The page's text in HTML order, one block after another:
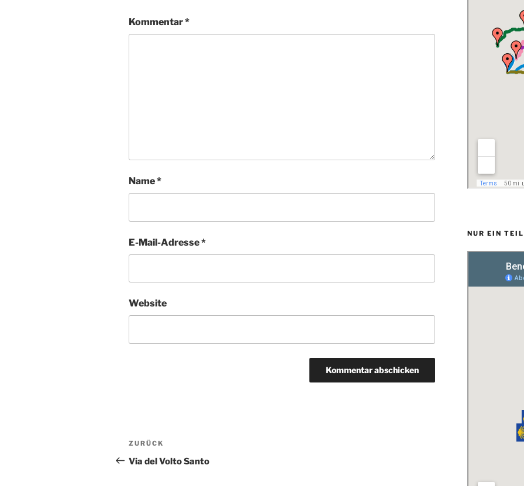
Kommentar*
Name*
E-Mail-Adresse*
Website
Beitragsnavigation
Vorheriger
Beitrag
ZURÜCK
Via del Volto Santo
NUR EIN